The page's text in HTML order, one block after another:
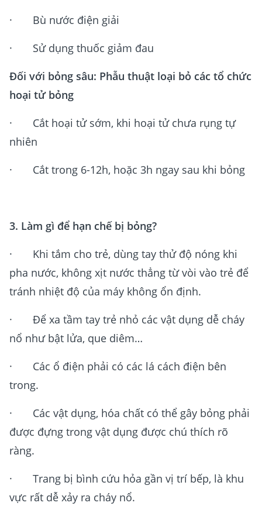
· Bù nước điện giải
· Sử dụng thuốc giảm đau
Đối với bỏng sâu: Phẫu thuật loại bỏ các tổ chức
hoại tử bỏng
· Cắt hoại tử sớm, khi hoại tử chưa rụng tự
nhiên
· Cắt trong 6-12h, hoặc 3h ngay sau khi bỏng
3. Làm gì để hạn chế bị bỏng?
· Khi tắm cho trẻ, dùng tay thử độ nóng khi
pha nước, không xịt nước thẳng từ vòi vào trẻ để
tránh nhiệt độ của máy không ổn định.
· Để xa tầm tay trẻ nhỏ các vật dụng dễ cháy
nổ như bật lửa, que diêm…
· Các ổ điện phải có các lá cách điện bên
trong.
· Các vật dụng, hóa chất có thể gây bỏng phải
được đựng trong vật dụng được chú thích rõ
ràng.
· Trang bị bình cứu hỏa gần vị trí bếp, là khu
vực rất dễ xảy ra cháy nổ.